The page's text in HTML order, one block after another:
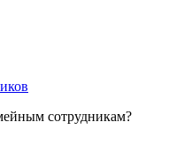
сотрудникам?